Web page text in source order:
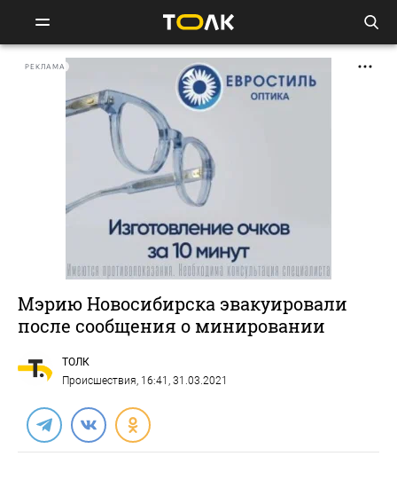
РЕКЛАМА
Мэрию Новосибирска эвакуировали
после сообщения о минировании
ТОЛК
Происшествия, 16:41, 31.03.2021